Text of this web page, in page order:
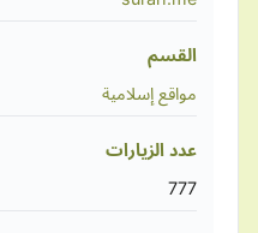
القسم
مواقع إسلامية
عدد الزيارات
777